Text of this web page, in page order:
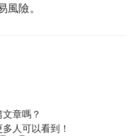
險。
章嗎？
人可以看到！